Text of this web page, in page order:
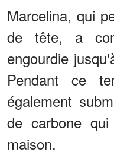
Marcelina, qui
de tête, a
engourdie
Pendant ce
également
de carbone
maison.